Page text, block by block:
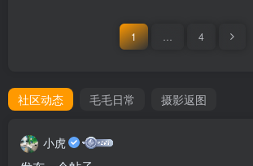
1 4
社区动态 毛毛日常 摄影返图
小虎